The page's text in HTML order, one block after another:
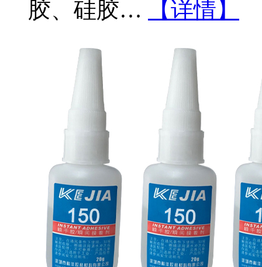
胶、硅胶… 【详情】